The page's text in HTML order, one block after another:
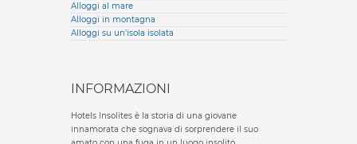
Alloggi al mare
Alloggi in montagna
Alloggi su un'isola isolata
INFORMAZIONI
Hotels Insolites è la storia di una giovane
innamorata che sognava di sorprendere il suo